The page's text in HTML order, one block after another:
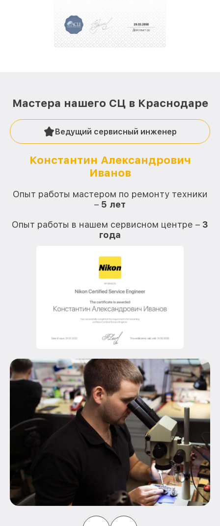
положительные отзывы и обрели отличную
репутацию. Мы постоянно совершенствуемся и
Мастера нашего СЦ в Краснодаре
Ведущий сервисный инженер
Константин Александрович
Иванов
Опыт работы мастером по ремонту техники
– 5 лет
Опыт работы в нашем сервисном центре – 3
года